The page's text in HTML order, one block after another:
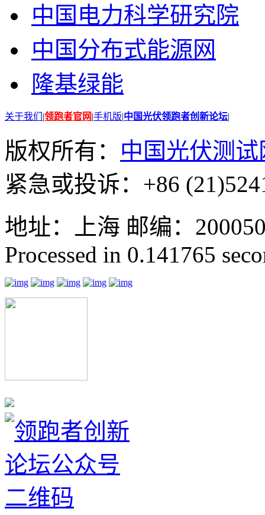
中国电力科学研究院
中国分布式能源网
隆基绿能
关于我们 |领跑者官网|手机版|中国光伏领跑者创新论坛|
版权所有： 中国光伏测试
紧急或投诉：+86
地址：上海 邮编：
Processed in 0.141765